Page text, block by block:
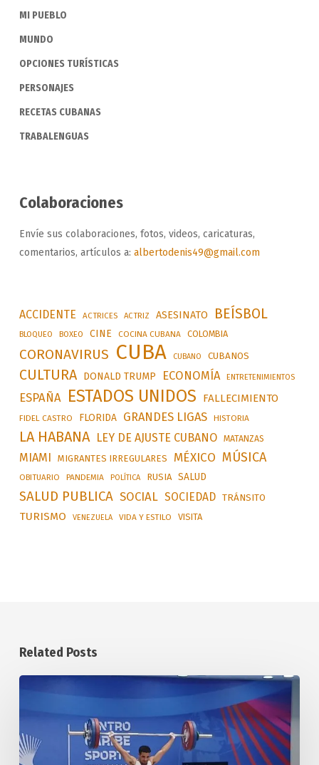
MI PUEBLO
MUNDO
OPCIONES TURÍSTICAS
PERSONAJES
RECETAS CUBANAS
TRABALENGUAS
Colaboraciones
Envíe sus colaboraciones, fotos, videos, caricaturas,
comentarios, artículos a: albertodenis49@gmail.com
ACCIDENTE ACTRICES ACTRIZ ASESINATO BEÍSBOL
BLOQUEO BOXEO CINE COCINA CUBANA COLOMBIA
CORONAVIRUS CUBA CUBANO CUBANOS
CULTURA DONALD TRUMP ECONOMÍA ENTRETENIMIENTOS
ESPAÑA ESTADOS UNIDOS FALLECIMIENTO
FIDEL CASTRO FLORIDA GRANDES LIGAS HISTORIA
LA HABANA LEY DE AJUSTE CUBANO MATANZAS
MIAMI MIGRANTES IRREGULARES MÉXICO MÚSICA
OBITUARIO PANDEMIA POLÍTICA RUSIA SALUD
SALUD PUBLICA SOCIAL SOCIEDAD TRÁNSITO
TURISMO VENEZUELA VIDA Y ESTILO VISITA
Related Posts
cinco
medallas